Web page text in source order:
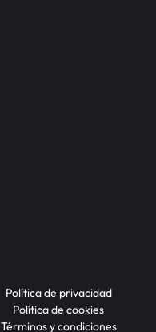
Política de privacidad
Política de cookies
Términos y condiciones